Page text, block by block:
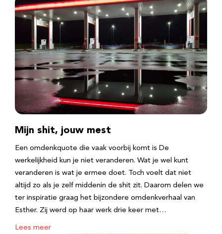
Mijn shit, jouw mest
Een omdenkquote die vaak voorbij komt is De
werkelijkheid kun je niet veranderen. Wat je wel kunt
veranderen is wat je ermee doet. Toch voelt dat niet
altijd zo als je zelf middenin de shit zit. Daarom delen we
ter inspiratie graag het bijzondere omdenkverhaal van
Esther. Zij werd op haar werk drie keer met…
Lees meer